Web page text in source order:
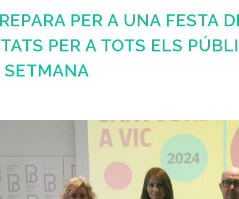
PER A UNA FESTA
PER A TOTS ELS
SETMANA